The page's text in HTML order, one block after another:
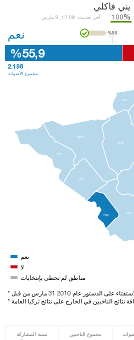
يني فاكلي
آخر تحديث: 17:09, 8 مارس %100
%50
نعم
%55,9
2.198
مجموع الأصوات
BĞZ
SOR
ŞEF
YER
MER
AYD
YNF
نعم
لا
مناطق لم تحظى بإنتخابات
على الدستور عام 2010 31 مارس من قبل
نتائج الناخبين في الخارج على نتائج تركيا العامة
نسبة المشاركة مجموع الناخبين